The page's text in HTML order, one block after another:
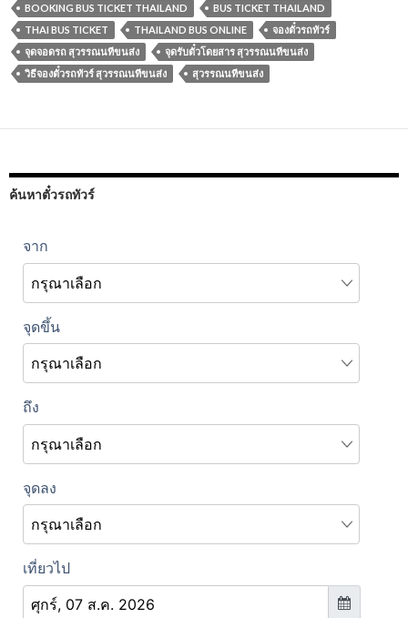
BOOKING BUS TICKET THAILAND
BUS TICKET THAILAND
THAI BUS TICKET
THAILAND BUS ONLINE
จองตั๋วรถทัวร์
จุดจอดรถ สุวรรณนทีขนส่ง
จุดรับตั๋วโดยสาร สุวรรณนทีขนส่ง
วิธีจองตั๋วรถทัวร์ สุวรรณนทีขนส่ง
สุวรรณนทีขนส่ง
ค้นหาตั๋วรถทัวร์